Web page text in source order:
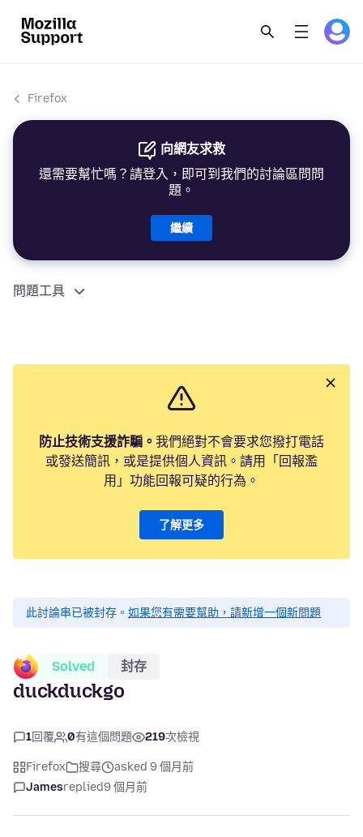
Firefox
向網友求救
還需要幫忙嗎？請登入，即可到我們的討論區問問
題。
繼續
問題工具
防止技術支援詐騙。 我們絕對不會要求您撥打電話
或發送簡訊，或是提供個人資訊。請用「回報濫
用」功能回報可疑的行為。
了解更多
此討論串已被封存。 如果您有需要幫助，請新增一個新問題
Solved 封存
duckduckgo
1回覆 0有這個問題 219次檢視
Firefox 搜尋
asked 9 個月前
Jamesreplied9 個月前